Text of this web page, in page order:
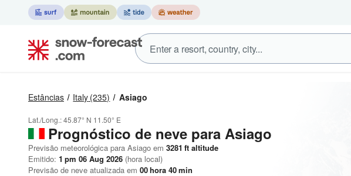
Estâncias Italy (235) Asiago
Lat./Long.:45.87° N 11.50° E
Prognóstico de neve para Asiago
Previsão meteorológica para Asiago em 3281 ft altitude
Emitido: 1 pm 06 Aug 2026 (hora local)
Previsão de neve atualizada em 00hora 40min